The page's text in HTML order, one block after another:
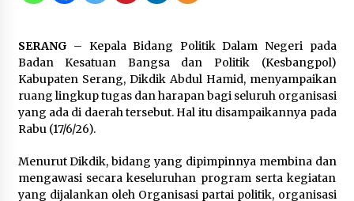
Marak Kecelakaan Kapal, Puan
Soroti Minimnya Faktor Keamanan
Transportasi Laut
5 Agustus 2026
Di Forum Internasional Majelis
Persaudaraan Manusia, Megawati
Soekarnoputri Tegaskan
SERANG – Kepala Bidang Politik Dalam Negeri pada
Badan Kesatuan Bangsa dan Politik (Kesbangpol)
Kabupaten Serang, Dikdik Abdul Hamid, menyampaikan
ruang lingkup tugas dan harapan bagi seluruh organisasi
yang ada di daerah tersebut. Hal itu disampaikannya pada
Rabu (17/6/26).
Menurut Dikdik, bidang yang dipimpinnya membina dan
mengawasi secara keseluruhan program serta kegiatan
yang dijalankan oleh Organisasi partai politik, organisasi